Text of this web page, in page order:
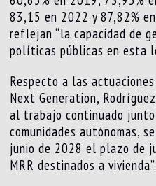
83,15 en 2022 y 87,82%
reflejan “la capacidad de
políticas públicas en esta
Respecto a las
Next Generation,
al trabajo continuado
comunidades autónomas,
junio de 2028 el plazo de
MRR destinados a vivienda”.